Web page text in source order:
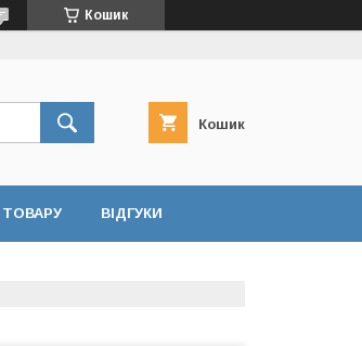
Кошик
Кошик
ВІДГУКИ